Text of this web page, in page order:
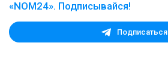
«NOM24». Подписывайся!
Подписаться